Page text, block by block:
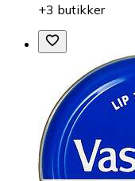
+3 butikker